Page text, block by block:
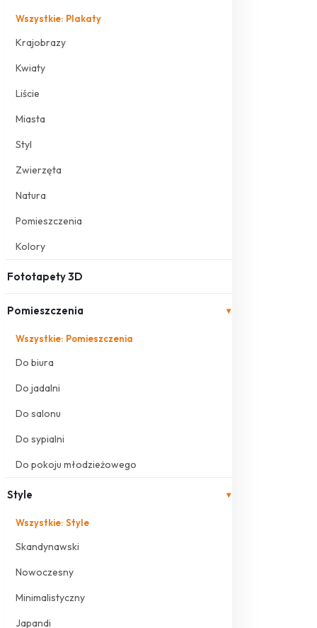
Wszystkie: Plakaty
Krajobrazy
Kwiaty
Liście
Miasta
Styl
Zwierzęta
Natura
Pomieszczenia
Kolory
Fototapety 3D
Pomieszczenia ▾
Wszystkie: Pomieszczenia
Do biura
Do jadalni
Do salonu
Do sypialni
Do pokoju młodzieżowego
Style ▾
Wszystkie: Style
Skandynawski
Nowoczesny
Minimalistyczny
Japandi